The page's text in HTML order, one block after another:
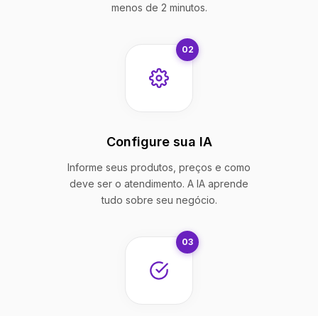
menos de 2 minutos.
02
Configure sua IA
Informe seus produtos, preços e como
deve ser o atendimento. A IA aprende
tudo sobre seu negócio.
03